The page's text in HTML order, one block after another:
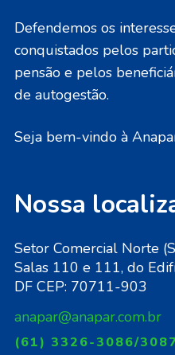
Defendemos os
conquistados pelos
pensão e pelos
de autogestão.
Seja bem-vindo à
Nossa
Setor Comercial Norte
Salas 110 e 111, do
DF CEP: 70711-903
anapar@anapar.com.br
(61) 3326-3086/